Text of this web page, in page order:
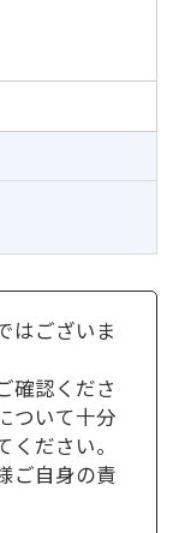
はございま
確認くださ
ついて十分
ださい。
ご自身の責